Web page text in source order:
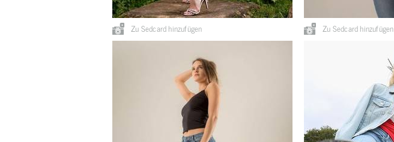
Zu Sedcard hinzufügen Zu Sedcard hinzufügen